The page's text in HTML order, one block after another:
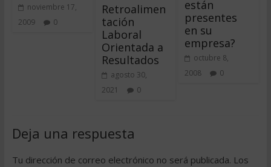
noviembre 17,
2009
0
Retroalimen
tación
Laboral
Orientada a
Resultados
agosto 30,
2021
0
están
presentes
en su
empresa?
octubre 8,
2008
0
Deja una respuesta
Tu dirección de correo electrónico no será publicada. Los